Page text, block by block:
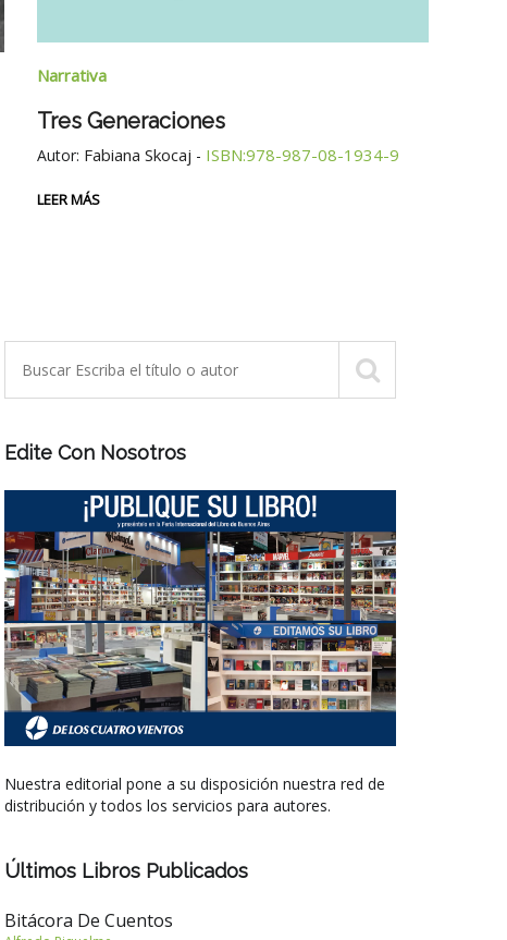
Narrativa
Tres Generaciones
Autor: Fabiana Skocaj - ISBN:978-987-08-1934-9
LEER MÁS
Edite Con Nosotros
Nuestra editorial pone a su disposición nuestra red de
distribución y todos los servicios para autores.
Últimos Libros Publicados
Bitácora De Cuentos